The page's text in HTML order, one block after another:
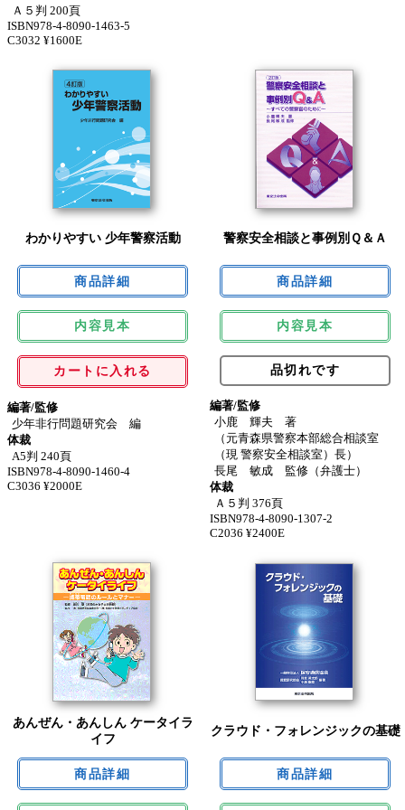
Ａ５判 200頁
ISBN978-4-8090-1463-5
C3032 ¥1600E
わかりやすい 少年警察活動
内容見本
カートに入れる
編著/監修
少年非行問題研究会 編
体裁
A5判 240頁
ISBN978-4-8090-1460-4
C3036 ¥2000E
警察安全相談と事例別Ｑ＆Ａ
内容見本
品切れです
編著/監修
小鹿 輝夫 著
（元青森県警察本部総合相談室
（現 警察安全相談室）長）
長尾 敏成 監修（弁護士）
体裁
Ａ５判 376頁
ISBN978-4-8090-1307-2
C2036 ¥2400E
あんぜん・あんしん ケータイラ
イフ
クラウド・フォレンジックの基礎